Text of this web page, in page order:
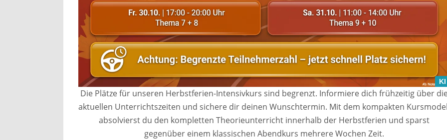
KI
Die Plätze für unseren Herbstferien-Intensivkurs sind begrenzt. Informiere dich frühzeitig über
aktuellen Unterrichtszeiten und sichere dir deinen Wunschtermin. Mit dem kompakten
absolvierst du den kompletten Theorieunterricht innerhalb der Herbstferien und sparst
gegenüber einem klassischen Abendkurs mehrere Wochen Zeit.